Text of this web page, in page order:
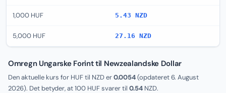
1,000 HUF 5.43 NZD
5,000 HUF 27.16 NZD
Omregn Ungarske Forint til Newzealandske Dollar
Den aktuelle kurs for HUF til NZD er0.0054(opdateret6. August
2026). Det betyder, at 100 HUF svarer til 0.54 NZD.